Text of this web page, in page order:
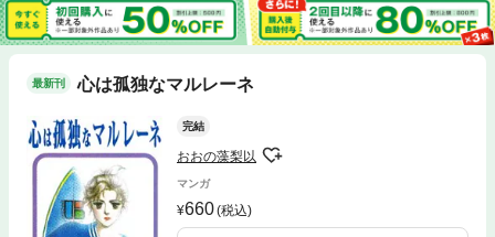
最新刊 心は孤独なマルレーネ
完結
おおの藻梨以
マンガ
660(税込)